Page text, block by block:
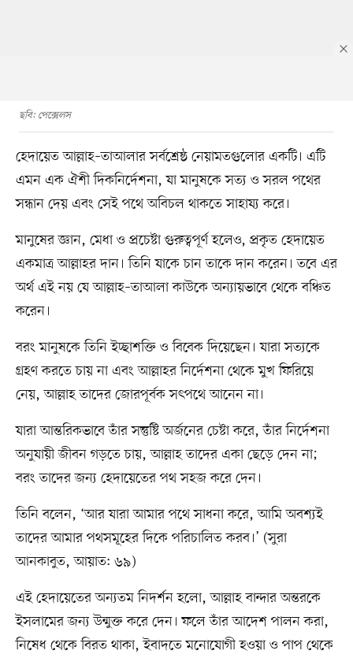
ছবি: পেক্সেলস
হেদায়েত আল্লাহ–তাআলার সর্বশ্রেষ্ঠ নেয়ামতগুলোর একটি। এটি
এমন এক ঐশী দিকনির্দেশনা, যা মানুষকে সত্য ও সরল পথের
সন্ধান দেয় এবং সেই পথে অবিচল থাকতে সাহায্য করে।
মানুষের জ্ঞান, মেধা ও প্রচেষ্টা গুরুত্বপূর্ণ হলেও, প্রকৃত হেদায়েত
একমাত্র আল্লাহর দান। তিনি যাকে চান তাকে দান করেন। তবে এর
অর্থ এই নয় যে আল্লাহ–তাআলা কাউকে অন্যায়ভাবে থেকে বঞ্চিত
করেন।
বরং মানুষকে তিনি ইচ্ছাশক্তি ও বিবেক দিয়েছেন। যারা সত্যকে
গ্রহণ করতে চায় না এবং আল্লাহর নির্দেশনা থেকে মুখ ফিরিয়ে
নেয়, আল্লাহ তাদের জোরপূর্বক সৎপথে আনেন না।
যারা আন্তরিকভাবে তাঁর সন্তুষ্টি অর্জনের চেষ্টা করে, তাঁর নির্দেশনা
অনুযায়ী জীবন গড়তে চায়, আল্লাহ তাদের একা ছেড়ে দেন না;
বরং তাদের জন্য হেদায়েতের পথ সহজ করে দেন।
তিনি বলেন, ‘আর যারা আমার পথে সাধনা করে, আমি অবশ্যই
তাদের আমার পথসমূহের দিকে পরিচালিত করব।’ (সুরা
আনকাবুত, আয়াত: ৬৯)
এই হেদায়েতের অন্যতম নিদর্শন হলো, আল্লাহ বান্দার অন্তরকে
ইসলামের জন্য উন্মুক্ত করে দেন। ফলে তাঁর আদেশ পালন করা,
নিষেধ থেকে বিরত থাকা, ইবাদতে মনোযোগী হওয়া ও পাপ থেকে